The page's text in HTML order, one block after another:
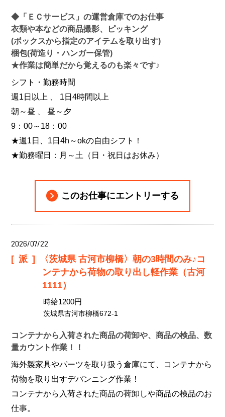
◆「ＥＣサービス」の運営倉庫でのお仕事
衣類や本などの商品撮影、ピッキング
(ボックスから指定のアイテムを取り出す)
梱包(荷造り・ハンガー保管)
★作業は簡単だから覚えるのも楽々です♪
シフト・勤務時間
週1日以上 、 1日4時間以上
朝～昼 、 昼～夕
9：00～18：00
★週1日、1日4h～okの自由シフト！
★勤務曜日：月～土（日・祝日はお休み）
このお仕事にエントリーする
2026/07/22
[派]
〈茨城県 古河市柳橋〉朝の3時間のみ♪コ
ンテナから荷物の取り出し軽作業（古河
1111）
時給1200円
茨城県古河市柳橋672-1
コンテナから入荷された商品の荷卸や、商品の検品、数
量カウント作業！！
海外製家具やパーツを取り扱う倉庫にて、コンテナから
荷物を取り出すデバンニング作業！
コンテナから入荷された商品の荷卸しや商品の検品のお
仕事。